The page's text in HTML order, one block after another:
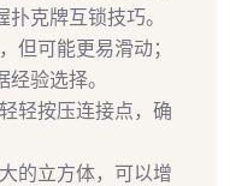
克牌互锁技巧。
但可能更易滑动；
验选择。
轻按压连接点，确
的立方体，可以增